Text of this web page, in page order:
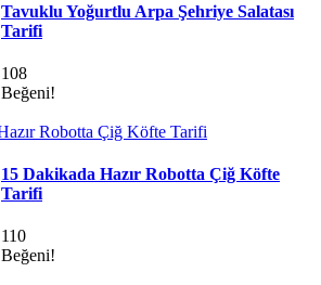
Tavuklu Yoğurtlu Arpa Şehriye Salatası
Tarifi
108
Beğeni!
15 Dakikada Hazır Robotta Çiğ Köfte
Tarifi
110
Beğeni!